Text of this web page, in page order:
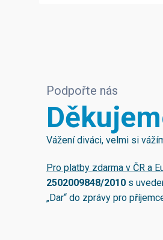
Podpořte nás
Vážení diváci, velmi si
Pro platby zdarma v ČR a
2502009848/2010 s
„Dar“ do zprávy pro